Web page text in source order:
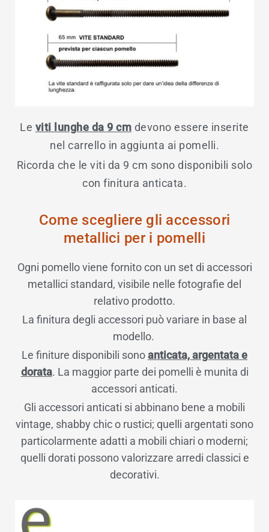
Le viti lunghe da 9 cm devono essere inserite
nel carrello in aggiunta ai pomelli.
Ricorda che le viti da 9 cm sono disponibili solo
con finitura anticata.
Come scegliere gli accessori
metallici per i pomelli​
Ogni pomello viene fornito con un set di accessori
metallici standard, visibile nelle fotografie del
relativo prodotto.
La finitura degli accessori può variare in base al
modello.
Le finiture disponibili sonoanticata, argentata e
dorata. La maggior parte dei pomelli è munita di
accessori anticati.
Gli accessori anticati si abbinano bene a mobili
vintage, shabby chic o rustici; quelli argentati sono
particolarmente adatti a mobili chiari o moderni;
quelli dorati possono valorizzare arredi classici e
decorativi.